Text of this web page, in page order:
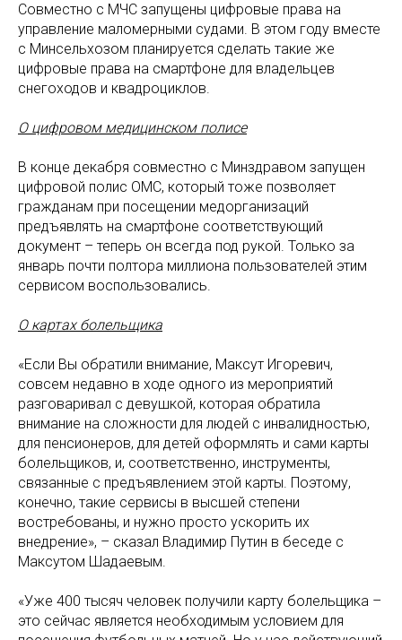
Совместно с МЧС запущены цифровые права на
управление маломерными судами. В этом году вместе
с Минсельхозом планируется сделать такие же
цифровые права на смартфоне для владельцев
снегоходов и квадроциклов.
О цифровом медицинском полисе
В конце декабря совместно с Минздравом запущен
цифровой полис ОМС, который тоже позволяет
гражданам при посещении медорганизаций
предъявлять на смартфоне соответствующий
документ – теперь он всегда под рукой. Только за
январь почти полтора миллиона пользователей этим
сервисом воспользовались.
О картах болельщика
«Если Вы обратили внимание, Максут Игоревич,
совсем недавно в ходе одного из мероприятий
разговаривал с девушкой, которая обратила
внимание на сложности для людей с инвалидностью,
для пенсионеров, для детей оформлять и сами карты
болельщиков, и, соответственно, инструменты,
связанные с предъявлением этой карты. Поэтому,
конечно, такие сервисы в высшей степени
востребованы, и нужно просто ускорить их
внедрение», – сказал Владимир Путин в беседе с
Максутом Шадаевым.
«Уже 400 тысяч человек получили карту болельщика –
это сейчас является необходимым условием для